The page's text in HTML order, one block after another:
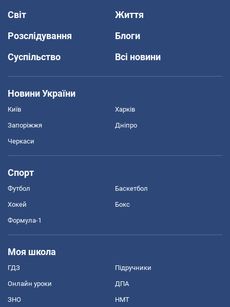
Світ
Життя
Розслідування
Блоги
Суспільство
Всі новини
Новини України
Київ Харків
Запоріжжя Дніпро
Черкаси
Спорт
Футбол Баскетбол
Хокей Бокс
Формула-1
Моя школа
ГДЗ Підручники
Онлайн уроки ДПА
ЗНО НМТ